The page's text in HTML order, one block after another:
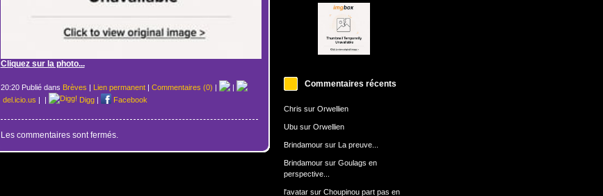
Commentaires récents
Chris sur Orwellien
Ubusur Orwellien
Brindamoursur La preuve...
Brindamoursur Goulags en
perspective...
l'avatarsur Choupinou part pas en
Cliquez sur la photo...
20:20 Publié dans Brèves | Lien permanent| Commentaires (0) |
|
del.icio.us | | Digg| Facebook
Les commentaires sont fermés.